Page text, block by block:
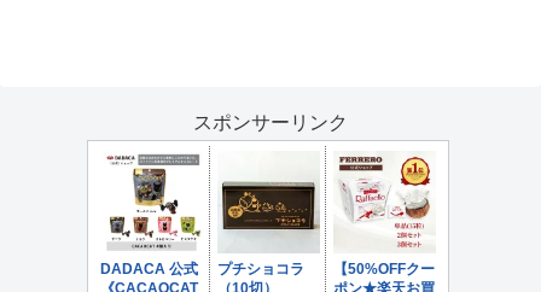
スポンサーリンク